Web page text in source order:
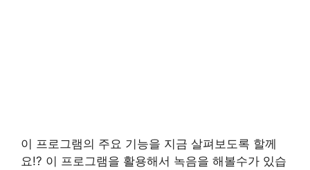
이 프로그램의 주요 기능을 지금 살펴보도록 할께
요!? 이 프로그램을 활용해서 녹음을 해볼수가 있습